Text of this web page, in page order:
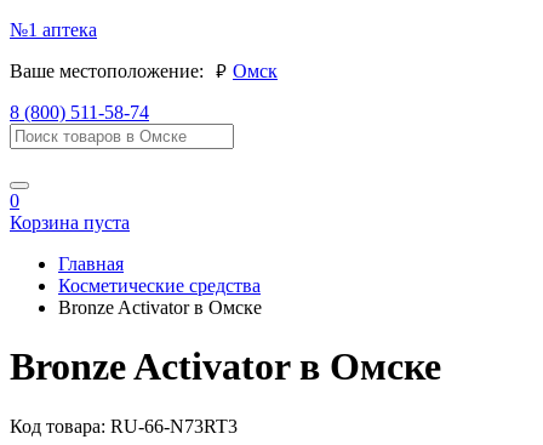
№1 аптека
Ваше местоположение:
руб. Омск
8 (800) 511-58-74
0
Корзина пуста
Главная
Косметические средства
Bronze Activator в Омске
Bronze Activator в Омске
Код товара: RU-66-N73RT3